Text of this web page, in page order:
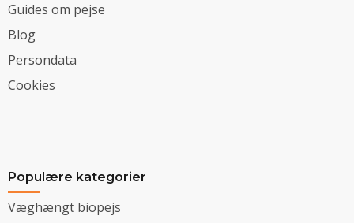
Guides om pejse
Blog
Persondata
Cookies
Populære kategorier
Væghængt biopejs